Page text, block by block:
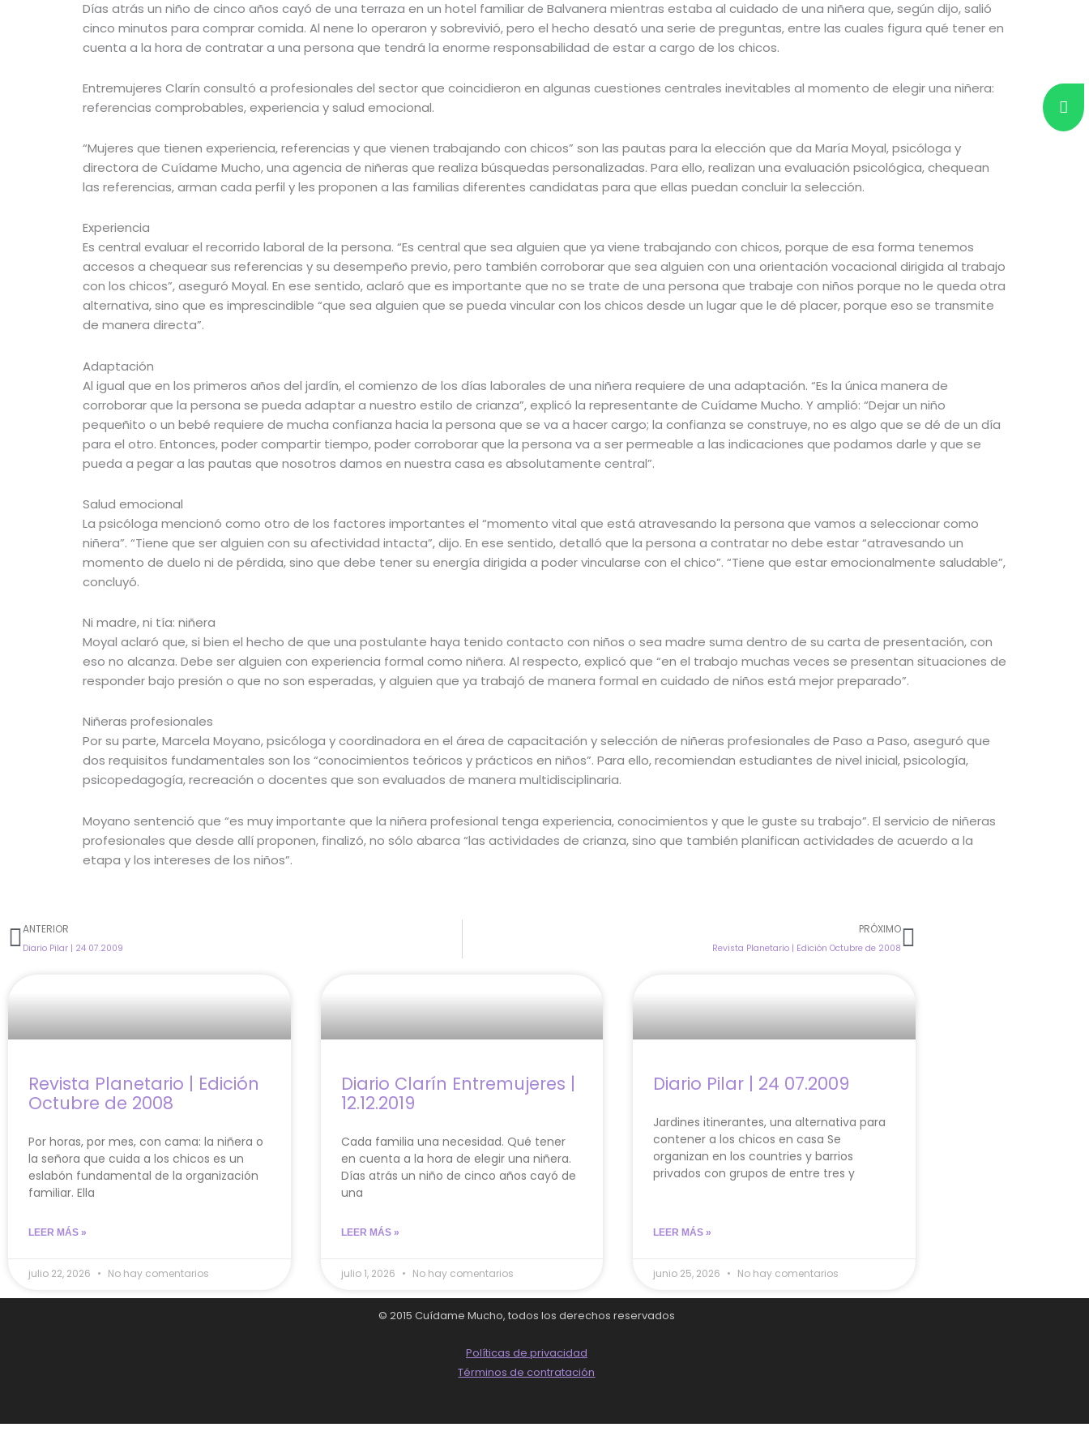
Días atrás un niño de cinco años cayó de una terraza en un hotel familiar de Balvanera mientras estaba al cuidado de una niñera que, según dijo, salió
cinco minutos para comprar comida. Al nene lo operaron y sobrevivió, pero el hecho desató una serie de preguntas, entre las cuales figura qué tener en
cuenta a la hora de contratar a una persona que tendrá la enorme responsabilidad de estar a cargo de los chicos.
Entremujeres Clarín consultó a profesionales del sector que coincidieron en algunas cuestiones centrales inevitables al momento de elegir una niñera:
referencias comprobables, experiencia y salud emocional.
“Mujeres que tienen experiencia, referencias y que vienen trabajando con chicos” son las pautas para la elección que da María Moyal, psicóloga y
directora de Cuídame Mucho, una agencia de niñeras que realiza búsquedas personalizadas. Para ello, realizan una evaluación psicológica, chequean
las referencias, arman cada perfil y les proponen a las familias diferentes candidatas para que ellas puedan concluir la selección.
Experiencia
Es central evaluar el recorrido laboral de la persona. “Es central que sea alguien que ya viene trabajando con chicos, porque de esa forma tenemos
accesos a chequear sus referencias y su desempeño previo, pero también corroborar que sea alguien con una orientación vocacional dirigida al trabajo
con los chicos”, aseguró Moyal. En ese sentido, aclaró que es importante que no se trate de una persona que trabaje con niños porque no le queda otra
alternativa, sino que es imprescindible “que sea alguien que se pueda vincular con los chicos desde un lugar que le dé placer, porque eso se transmite
de manera directa”.
Adaptación
Al igual que en los primeros años del jardín, el comienzo de los días laborales de una niñera requiere de una adaptación. “Es la única manera de
corroborar que la persona se pueda adaptar a nuestro estilo de crianza”, explicó la representante de Cuídame Mucho. Y amplió: “Dejar un niño
pequeñito o un bebé requiere de mucha confianza hacia la persona que se va a hacer cargo; la confianza se construye, no es algo que se dé de un día
para el otro. Entonces, poder compartir tiempo, poder corroborar que la persona va a ser permeable a las indicaciones que podamos darle y que se
pueda a pegar a las pautas que nosotros damos en nuestra casa es absolutamente central”.
Salud emocional
La psicóloga mencionó como otro de los factores importantes el “momento vital que está atravesando la persona que vamos a seleccionar como
niñera”. “Tiene que ser alguien con su afectividad intacta”, dijo. En ese sentido, detalló que la persona a contratar no debe estar “atravesando un
momento de duelo ni de pérdida, sino que debe tener su energía dirigida a poder vincularse con el chico”. “Tiene que estar emocionalmente saludable”,
concluyó.
Ni madre, ni tía: niñera
Moyal aclaró que, si bien el hecho de que una postulante haya tenido contacto con niños o sea madre suma dentro de su carta de presentación, con
eso no alcanza. Debe ser alguien con experiencia formal como niñera. Al respecto, explicó que “en el trabajo muchas veces se presentan situaciones de
responder bajo presión o que no son esperadas, y alguien que ya trabajó de manera formal en cuidado de niños está mejor preparado”.
Niñeras profesionales
Por su parte, Marcela Moyano, psicóloga y coordinadora en el área de capacitación y selección de niñeras profesionales de Paso a Paso, aseguró que
dos requisitos fundamentales son los “conocimientos teóricos y prácticos en niños”. Para ello, recomiendan estudiantes de nivel inicial, psicología,
psicopedagogía, recreación o docentes que son evaluados de manera multidisciplinaria.
Moyano sentenció que “es muy importante que la niñera profesional tenga experiencia, conocimientos y que le guste su trabajo”. El servicio de niñeras
profesionales que desde allí proponen, finalizó, no sólo abarca “las actividades de crianza, sino que también planifican actividades de acuerdo a la
etapa y los intereses de los niños”.
Prev
ANTERIOR
Diario Pilar | 24 07.2009
PRÓXIMO
Revista Planetario | Edición Octubre de 2008
Next
Revista Planetario | Edición
Octubre de 2008
Por horas, por mes, con cama: la niñera o
la señora que cuida a los chicos es un
eslabón fundamental de la organización
familiar. Ella
LEER MÁS »
julio 22, 2026 No hay comentarios
Diario Clarín Entremujeres |
12.12.2019
Cada familia una necesidad. Qué tener
en cuenta a la hora de elegir una niñera.
Días atrás un niño de cinco años cayó de
una
LEER MÁS »
julio 1, 2026 No hay comentarios
Diario Pilar | 24 07.2009
Jardines itinerantes, una alternativa para
contener a los chicos en casa Se
organizan en los countries y barrios
privados con grupos de entre tres y
LEER MÁS »
junio 25, 2026 No hay comentarios
© 2015 Cuídame Mucho, todos los derechos reservados
Políticas de privacidad
Términos de contratación